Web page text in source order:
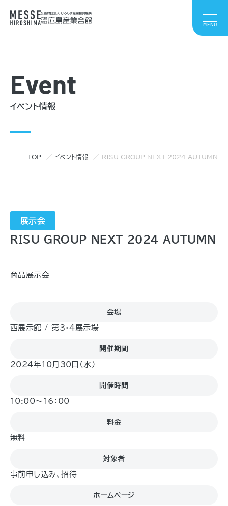
Event
イベント情報
TOP イベント情報 RISU GROUP NEXT 2024 AUTUMN
展示会
RISU GROUP NEXT 2024 AUTUMN
商品展示会
会場
西展示館 / 第3・4展示場
開催期間
2024年10月30日（水)
開催時間
10:00～16：00
料金
無料
対象者
事前申し込み、招待
ホームページ